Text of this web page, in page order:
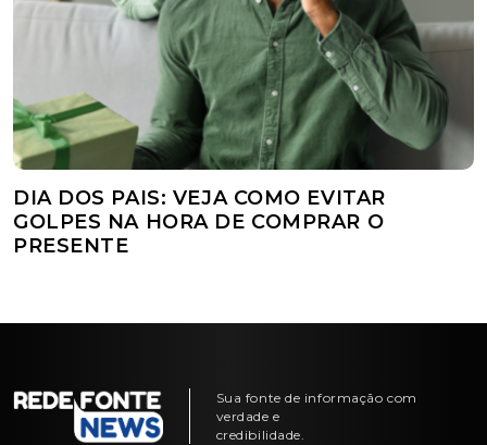
DIA DOS PAIS: VEJA COMO EVITAR
GOLPES NA HORA DE COMPRAR O
PRESENTE
Sua fonte de informação com
verdade e
credibilidade.